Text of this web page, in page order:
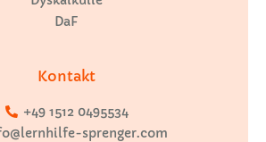
DaF
Kontakt
+49 1512 0495534
sprenger.com